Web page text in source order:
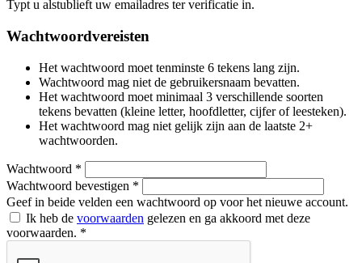
Typt u alstublieft uw emailadres ter verificatie in.
Wachtwoordvereisten
Het wachtwoord moet tenminste 6 tekens lang zijn.
Wachtwoord mag niet de gebruikersnaam bevatten.
Het wachtwoord moet minimaal 3 verschillende soorten
tekens bevatten (kleine letter, hoofdletter, cijfer of leesteken).
Het wachtwoord mag niet gelijk zijn aan de laatste 2+
wachtwoorden.
Wachtwoord *
Wachtwoord bevestigen *
Geef in beide velden een wachtwoord op voor het nieuwe account.
Ik heb de voorwaarden gelezen en ga akkoord met deze
voorwaarden. *